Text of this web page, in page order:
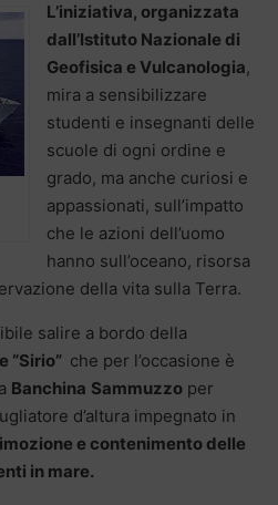
L’iniziativa, organizzata
dall’Istituto Nazionale di
Geofisica e Vulcanologia,
mira a sensibilizzare
studenti e insegnanti delle
scuole di ogni ordine e
grado, ma anche curiosi e
appassionati, sull’impatto
che le azioni dell’uomo
hanno sull’oceano, risorsa
della vita sulla Terra.
salire a bordo della
“Sirio” che per l’occasione è
Banchina Sammuzzo per
d’altura impegnato in
e contenimento delle
in mare.